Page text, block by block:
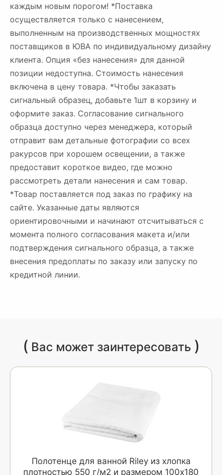
каждым новым порогом! *Поставка
осуществляется только с нанесением,
выполненным на производственных мощностях
поставщиков в ЮВА по индивидуальному дизайну
клиента. Опция «без нанесения» для данной
позиции недоступна. Стоимость нанесения
включена в цену товара. *Чтобы заказать
сигнальный образец, добавьте 1шт в корзину и
оформите заказ. Согласование сигнального
образца доступно через менеджера, который
отправит вам детальные фотографии со всех
ракурсов при хорошем освещении, а также
предоставит короткое видео, где можно
рассмотреть детали нанесения и сам товар.
*Товар поставляется под заказ по графику на
сайте. Указанные даты являются
ориентировочными и начинают отсчитываться с
момента полного согласования макета и/или
подтверждения сигнального образца, а также
внесения предоплаты по заказу или запуску по
кредитной линии.
( Вас может заинтересовать )
Полотенце для ванной Riley из хлопка
плотностью 550 г/м2 и размером 100x180